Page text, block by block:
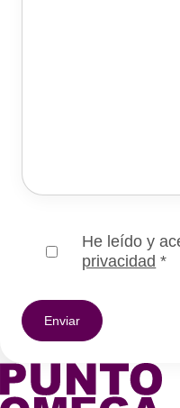
He leído y
privacidad *